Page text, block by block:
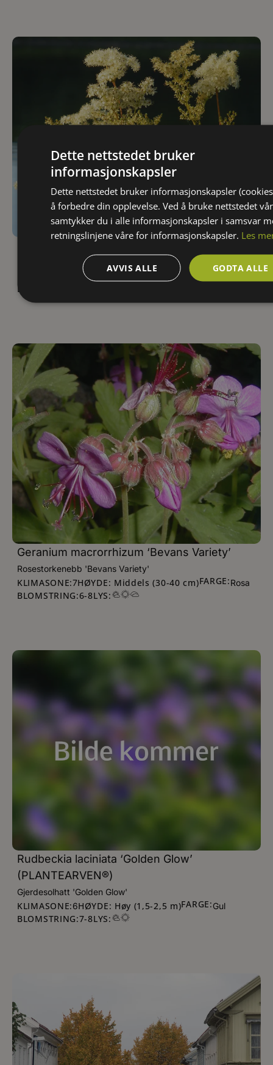
Filipendula ulmaria
HØYDE: Høy (80-150 cm) FARGE:
BLOMSTRING:
Geranium macrorrhizum ‘Bevans Variety’
Rosestorkenebb 'Bevans Variety'
KLIMASONE:7HØYDE: Middels (30-40 cm)FARGE:Rosa
BLOMSTRING:6-8LYS:
Rudbeckia laciniata ‘Golden Glow’
(PLANTEARVEN®)
Gjerdesolhatt 'Golden Glow'
KLIMASONE:6HØYDE: Høy (1,5-2,5 m)FARGE:Gul
BLOMSTRING:7-8LYS:
Dette nettstedet bruker
informasjonskapsler
Dette nettstedet bruker informasjonskapsler
å forbedre din opplevelse. Ved å bruke nettstedet
samtykker du i alle informasjonskapsler i samsvar
retningslinjene våre for informasjonskapsler. Les
GODTA ALLE
AVVIS ALLE